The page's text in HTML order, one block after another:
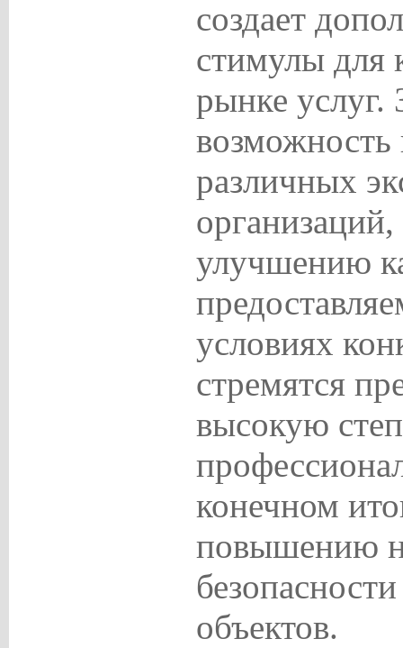
создает
стимулы для
рынке услуг.
возможность
различных
организаций,
улучшению
условиях
стремятся
высокую
конечном
повышению
объектов.